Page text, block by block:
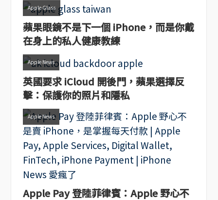
Apple Glass
蘋果眼鏡不是下一個 iPhone，而是你戴
在身上的私人健康教練
Apple News
英國要求 iCloud 開後門，蘋果選擇反
擊：保護你的照片和隱私
Apple News
Apple Pay 登陸菲律賓：Apple 野心不